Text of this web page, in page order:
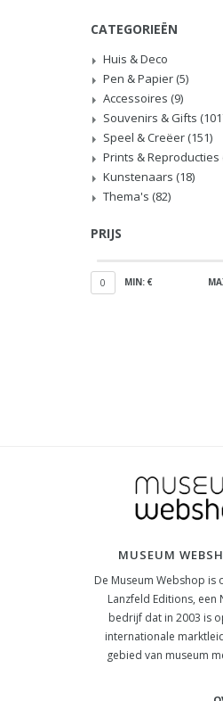
CATEGORIEËN
Huis & Deco
Pen & Papier (5)
Accessoires (9)
Souvenirs & Gifts
Speel & Creëer (151)
Prints & Reproducties
Kunstenaars (18)
Thema's (82)
PRIJS
0 MIN: €
MUSEUM
De Museum Webshop is
Lanzfeld Editions, een
bedrijf dat in 2003 is
internationale
gebied van museum